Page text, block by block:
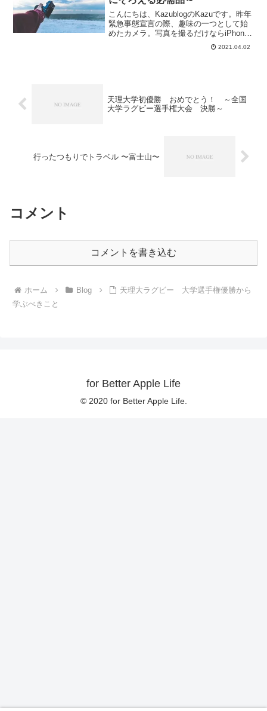
こんにちは、KazublogのKazuです。昨年
緊急事態宣言の際、趣味の一つとして始
めたカメラ。写真を撮るだけならiPhone
でも十分なのですが、一眼レフやミラー
レスカメラの機能を使い倒してより良い
2021.04.02
天理大学初優勝 おめでとう！ ～全国
大学ラグビー選手権大会 決勝～
行ったつもりでトラベル 〜富士山〜
コメント
コメントを書き込む
ホーム Blog
天理大ラグビー 大学選手権優勝から
学ぶべきこと
for Better Apple Life
© 2020 for Better Apple Life.